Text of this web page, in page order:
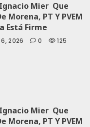
Mier Que
Morena, PT Y PVEM
Está Firme
2026 0 125
Mier Que
Morena, PT Y PVEM